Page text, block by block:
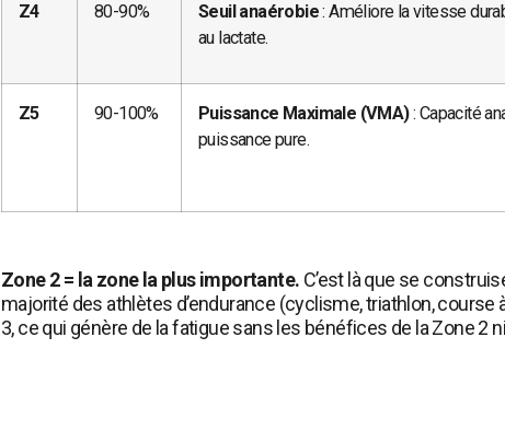
Z4 80-90% Seuil anaérobie: Améliore la vitesse
au lactate.
Z5 90-100% Puissance Maximale (VMA): Capacité
puissance pure.
Zone 2 = la zone la plus importante. C’est là que se
majorité des athlètes d’endurance (cyclisme, triathlon, course
3, ce qui génère de la fatigue sans les bénéfices de la Zone 2